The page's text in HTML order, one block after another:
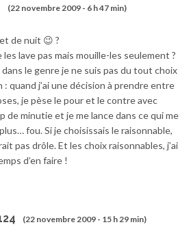
(22 novembre 2009 - 6 h 47 min)
de nuit 😉 ?
les lave pas mais mouille-les seulement ?
dans le genre je ne suis pas du tout choix
: quand j’ai une décision à prendre entre
je pèse le pour et le contre avec
de minutie et je me lance dans ce qui me
fou. Si je choisissais le raisonnable,
pas drôle. Et les choix raisonnables, j’ai
d’en faire !
(22 novembre 2009 - 15 h 29 min)